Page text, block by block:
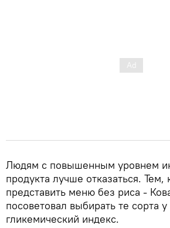
Людям с повышенным уровнем
продукта лучше отказаться.
представить меню без риса -
посоветовал выбирать те сорта
гликемический индекс.